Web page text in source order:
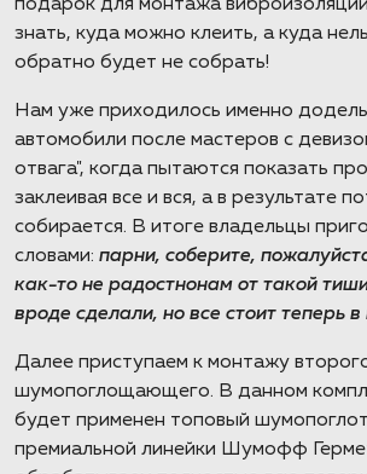
подарок для монтажа
знать, куда можно клеить, а куда
обратно будет не собрать!
Нам уже приходилось именно
автомобили после мастеров с
отвага", когда пытаются показать
заклеивая все и вся, а в результате
собирается. В итоге владельцы
словами: парни, соберите,
как-то не радостнонам от такой
вроде сделали, но все стоит теперь в
Далее приступаем к монтажу
шумопоглощающего. В данном
будет применен топовый
премиальной линейки Шумофф